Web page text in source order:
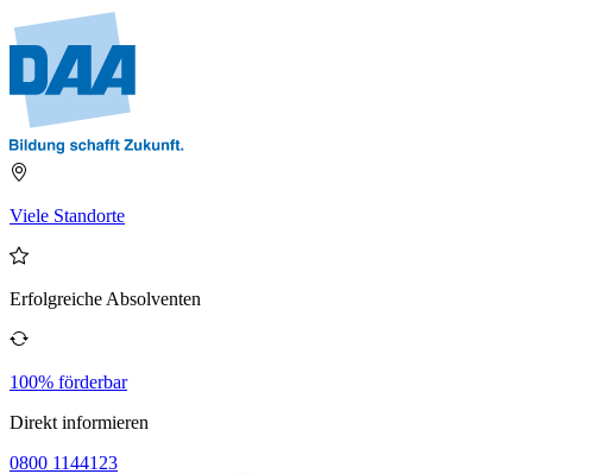
Viele Standorte
Erfolgreiche Absolventen
100% förderbar
Direkt informieren
0800 1144123